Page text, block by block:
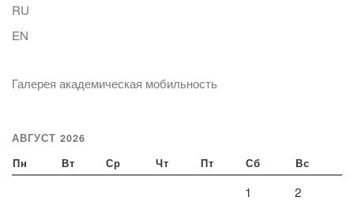
RU
EN
Галерея академическая мобильность
АВГУСТ 2026
Пн Вт Ср Чт Пт Сб Вс
1 2